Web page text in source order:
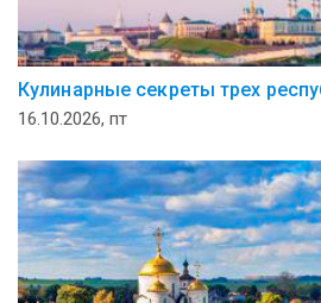
Кулинарные секреты трех
16.10.2026, пт